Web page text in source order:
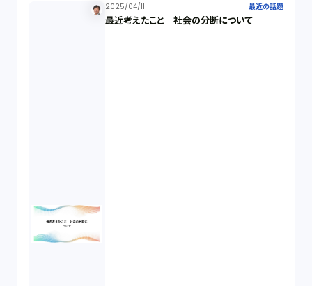
2025/04/11 最近の話題
最近考えたこと 社会の分断について